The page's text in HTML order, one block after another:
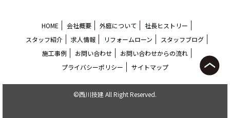
HOME 会社概要 外庭について
社長ヒストリー
スタッフ紹介
求人情報 リフォームローン
スタッフブログ
施工事例
お問い合わせ
お問い合わせからの流れ
プライバシーポリシー
サイトマップ
©西川技建 All Right Reserved.